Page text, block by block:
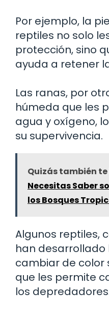
Por ejemplo, la
reptiles no solo
protección, sino
ayuda a retener
Las ranas, por
húmeda que les
agua y oxígeno,
su supervivencia.
Quizás también
Necesitas Saber
los Bosques
Algunos reptiles,
han
cambiar de color
que les permite
los